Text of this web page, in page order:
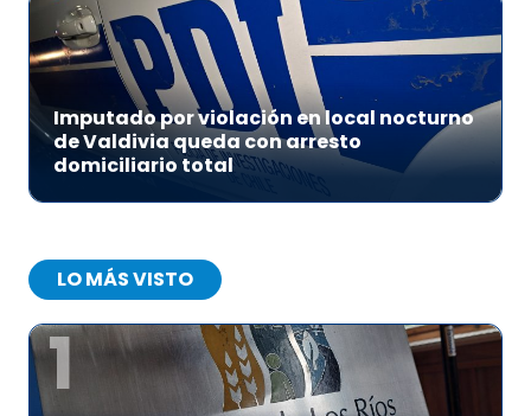
Imputado por violación en local nocturno
de Valdivia queda con arresto
domiciliario total
LO MÁS VISTO
1